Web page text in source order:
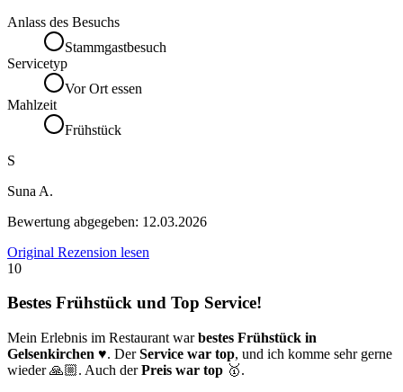
Anlass des Besuchs
Stammgastbesuch
Servicetyp
Vor Ort essen
Mahlzeit
Frühstück
S
Suna A.
Bewertung abgegeben: 12.03.2026
Original Rezension lesen
10
Bestes Frühstück und Top Service!
Mein Erlebnis im Restaurant warbestes Frühstück in
Gelsenkirchen ♥️. DerService war top, und ich komme sehr gerne
wieder 🙏🏼. Auch derPreis war top 🥇.